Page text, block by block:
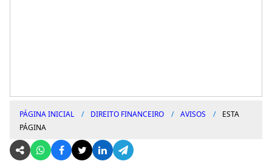
PÁGINA INICIAL DIREITO FINANCEIRO AVISOS
ESTA
PÁGINA